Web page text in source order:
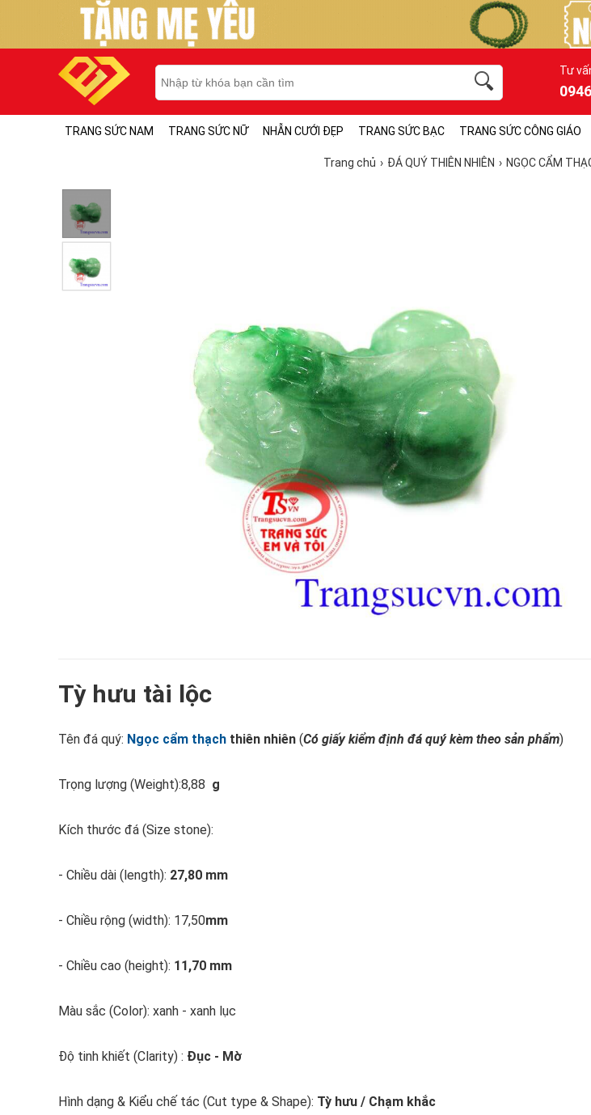
Tư
TRANG SỨC NAM TRANG SỨC NỮ NHẪN CƯỚI ĐẸP TRANG SỨC BẠC TRANG SỨC CÔNG GIÁO
Trang chủ ĐÁ QUÝ THIÊN NHIÊN NGỌC CẨM
Tỳ hưu tài lộc
Tên đá quý: Ngọc cẩm thạch thiên nhiên (Có giấy kiểm định đá quý kèm theo sản phẩm)
Trọng lượng (Weight):8,88 g
Kích thước đá (Size stone):
- Chiều dài (length): 27,80 mm
- Chiều rộng (width): 17,50mm
- Chiều cao (height): 11,70 mm
Màu sắc (Color): xanh - xanh lục
Độ tinh khiết (Clarity) : Đục - Mờ
Hình dạng & Kiểu chế tác (Cut type & Shape): Tỳ hưu / Chạm khắc